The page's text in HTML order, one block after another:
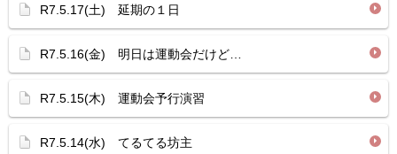
R7.5.17(土) 延期の１日
R7.5.16(金) 明日は運動会だけど…
R7.5.15(木) 運動会予行演習
R7.5.14(水) てるてる坊主